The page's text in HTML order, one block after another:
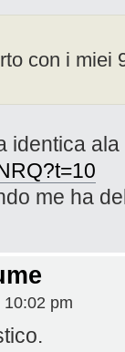
con i miei
identica
me ha
pm